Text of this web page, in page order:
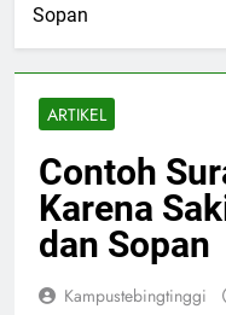
Sopan
ARTIKEL
Contoh
Karena
dan Sopan
Kampustebingtinggi